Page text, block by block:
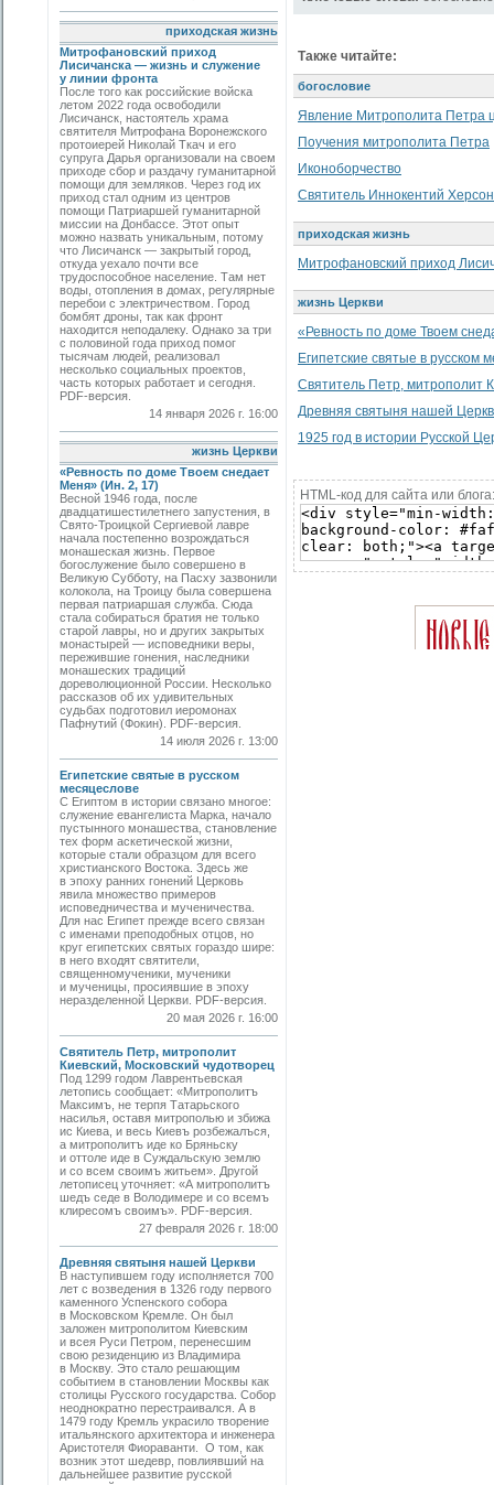
приходская жизнь
Митрофановский приход
Лисичанска — жизнь и служение
у линии фронта
После того как российские войска
летом 2022 года освободили
Лисичанск, настоятель храма
святителя Митрофана Воронежского
протоиерей Николай Ткач и его
супруга Дарья организовали на своем
приходе сбор и раздачу гуманитарной
помощи для земляков. Через год их
приход стал одним из центров
помощи Патриаршей гуманитарной
миссии на Донбассе. Этот опыт
можно назвать уникальным, потому
что Лисичанск — закрытый город,
откуда уехало почти все
трудоспособное население. Там нет
воды, отопления в домах, регулярные
перебои с электричеством. Город
бомбят дроны, так как фронт
находится неподалеку. Однако за три
с половиной года приход помог
тысячам людей, реализовал
несколько социальных проектов,
часть которых работает и сегодня.
PDF-версия.
14 января 2026 г. 16:00
жизнь Церкви
«Ревность по доме Твоем снедает
Меня» (Ин. 2, 17)
Весной 1946 года, после
двадцатишестилетнего запустения, в
Свято-­Троицкой Сергиевой лавре
начала постепенно возрождаться
монашеская жизнь. Первое
богослужение было совершено в
Великую Субботу, на Пасху зазвонили
колокола, на Троицу была совершена
первая патриаршая служба. Сюда
стала собираться братия не только
старой лавры, но и других закрытых
монастырей — исповедники веры,
пережившие гонения, наследники
монашеских традиций
дореволюционной России. Несколько
рассказов об их удивительных
судьбах подготовил иеромонах
Пафнутий (Фокин). PDF-версия.
14 июля 2026 г. 13:00
Египетские святые в русском
месяцеслове
С Египтом в истории связано многое:
служение евангелиста Марка, начало
пустынного монашества, становление
тех форм аскетической жизни,
которые стали образцом для всего
христианского Востока. Здесь же
в эпоху ранних гонений Церковь
явила множество примеров
исповедничества и мученичества.
Для нас Египет прежде всего связан
с именами преподобных отцов, но
круг египетских святых гораздо шире:
в него входят святители,
священномученики, мученики
и мученицы, просиявшие в эпоху
неразделенной Церкви. PDF-версия.
20 мая 2026 г. 16:00
Святитель Петр, митрополит
Киевский, Московский чудотворец
Под 1299 годом Лаврентьевская
летопись сообщает: «Митрополитъ
Максимъ, не терпя Татарьского
насилья, оставя митрополью и збижа
ис Киева, и весь Киевъ розбежалъся,
а митрополитъ иде ко Бряньску
и оттоле иде в Суждальскую землю
и со всем своимъ житьем». Другой
летописец уточняет: «А митрополитъ
шедъ седе в Володимере и со всемъ
клиресомъ своимъ». PDF-версия.
27 февраля 2026 г. 18:00
Древняя святыня нашей Церкви
В наступившем году исполняется 700
лет с возведения в 1326 году первого
каменного Успенского собора
в Московском Кремле. Он был
заложен митрополитом Киевским
и всея Руси Петром, перенесшим
свою резиденцию из Владимира
в Москву. Это стало решающим
событием в становлении Москвы как
столицы Русского государства. Собор
неоднократно перестраивался. А в
1479 году Кремль украсило творение
итальянского архитектора и инженера
Аристотеля Фиораванти. О том, как
возник этот шедевр, повлиявший на
дальнейшее развитие русской
Также читайте:
богословие
Явление Митрополита Петра
Поучения митрополита Петра
Иконоборчество
Святитель Иннокентий
приходская жизнь
Митрофановский приход
жизнь Церкви
«Ревность по доме Твоем
Египетские святые в русском
Святитель Петр, митрополит
Древняя святыня нашей
1925 год в истории Русской
HTML-код для сайта или блога: